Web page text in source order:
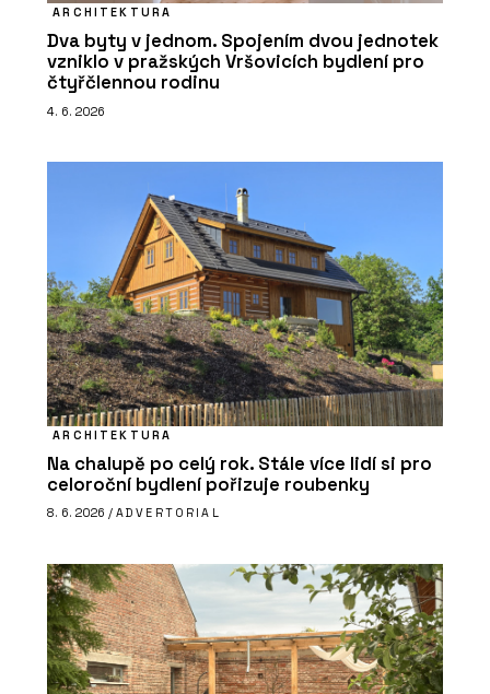
ARCHITEKTURA
Dva byty v jednom. Spojením dvou jednotek
vzniklo v pražských Vršovicích bydlení pro
čtyřčlennou rodinu
4. 6. 2026
ARCHITEKTURA
Na chalupě po celý rok. Stále více lidí si pro
celoroční bydlení pořizuje roubenky
8. 6. 2026 / ADVERTORIAL